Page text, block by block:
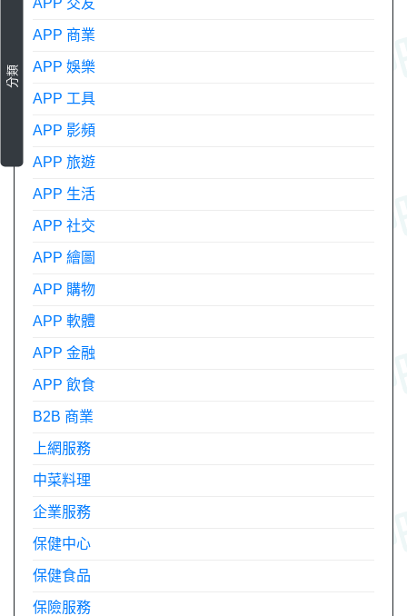
分類
APP 商業
APP 娛樂
APP 工具
APP 影頻
APP 旅遊
APP 生活
APP 社交
APP 繪圖
APP 購物
APP 軟體
APP 金融
APP 飲食
B2B 商業
上網服務
中菜料理
企業服務
保健中心
保健食品
保險服務